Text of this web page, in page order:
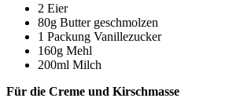
2 Eier
80g Butter geschmolzen
1 Packung Vanillezucker
160g Mehl
200ml Milch
Für die Creme und Kirschmasse